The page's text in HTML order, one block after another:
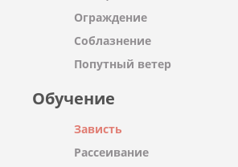
Ограждение
Соблазнение
Попутный ветер
Обучение
Зависть
Рассеивание